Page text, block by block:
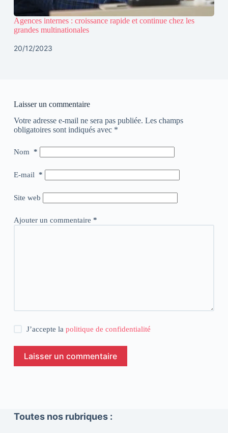
Agences internes : croissance rapide et continue chez les
grandes multinationales
20/12/2023
Laisser un commentaire
Votre adresse e-mail ne sera pas publiée. Les champs
obligatoires sont indiqués avec *
Nom *
E-mail *
Site web
Ajouter un commentaire *
J’accepte lapolitique de confidentialité
Laisser un commentaire
Toutes nos rubriques :